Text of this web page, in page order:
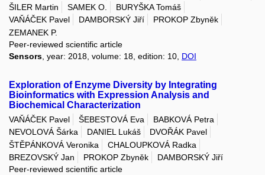
ŠILER Martin
SAMEK O.
BURYŠKA Tomáš
VAŇÁČEK Pavel
DAMBORSKÝ Jiří
PROKOP Zbyněk
ZEMANEK P.
Peer-reviewed scientific article
Sensors , year: 2018, volume: 18, edition: 10, DOI
Exploration of Enzyme Diversity by Integrating
Bioinformatics with Expression Analysis and
Biochemical Characterization
VAŇÁČEK Pavel ŠEBESTOVÁ Eva
BABKOVÁ Petra
NEVOLOVÁ Šárka
DANIEL Lukáš
DVOŘÁK Pavel
ŠTĚPÁNKOVÁ Veronika
CHALOUPKOVÁ Radka
BREZOVSKÝ Jan
PROKOP Zbyněk
DAMBORSKÝ Jiří
Peer-reviewed scientific article